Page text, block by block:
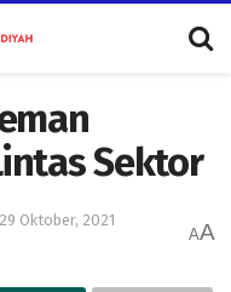
Sektor
29 Oktober, 2021
AA